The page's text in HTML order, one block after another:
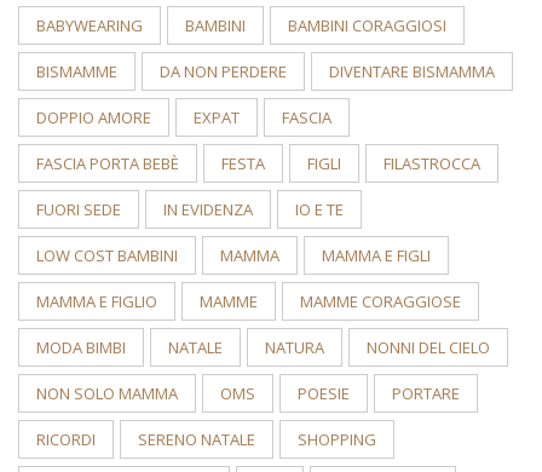
BABYWEARING BAMBINI BAMBINI CORAGGIOSI
BISMAMME DA NON PERDERE DIVENTARE BISMAMMA
DOPPIO AMORE EXPAT FASCIA
FASCIA PORTA BEBÈ FESTA FIGLI FILASTROCCA
FUORI SEDE IN EVIDENZA IO E TE
LOW COST BAMBINI MAMMA MAMMA E FIGLI
MAMMA E FIGLIO MAMME MAMME CORAGGIOSE
MODA BIMBI NATALE NATURA NONNI DEL CIELO
NON SOLO MAMMA OMS POESIE PORTARE
RICORDI SERENO NATALE SHOPPING